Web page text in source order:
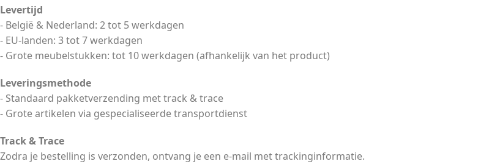
Levertijd
- België & Nederland: 2 tot 5 werkdagen
- EU-landen: 3 tot 7 werkdagen
- Grote meubelstukken: tot 10 werkdagen (afhankelijk van het product)
Leveringsmethode
- Standaard pakketverzending met track & trace
- Grote artikelen via gespecialiseerde transportdienst
Track & Trace
Zodra je bestelling is verzonden, ontvang je een e-mail met trackinginformatie.